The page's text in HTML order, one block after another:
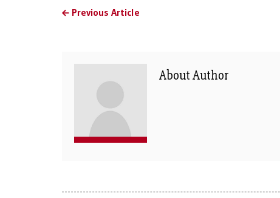
Previous Article
About Author